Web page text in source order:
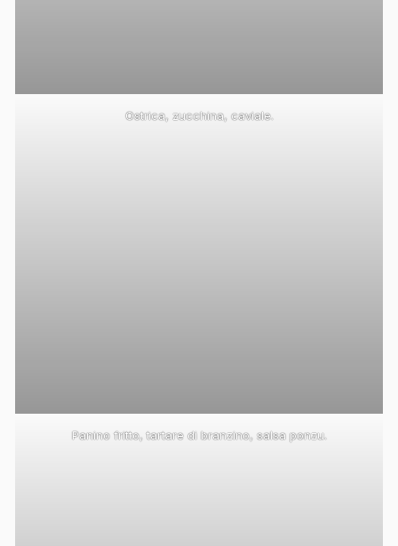
Ostrica, zucchina, caviale.
Panino fritto, tartare di branzino, salsa ponzu.